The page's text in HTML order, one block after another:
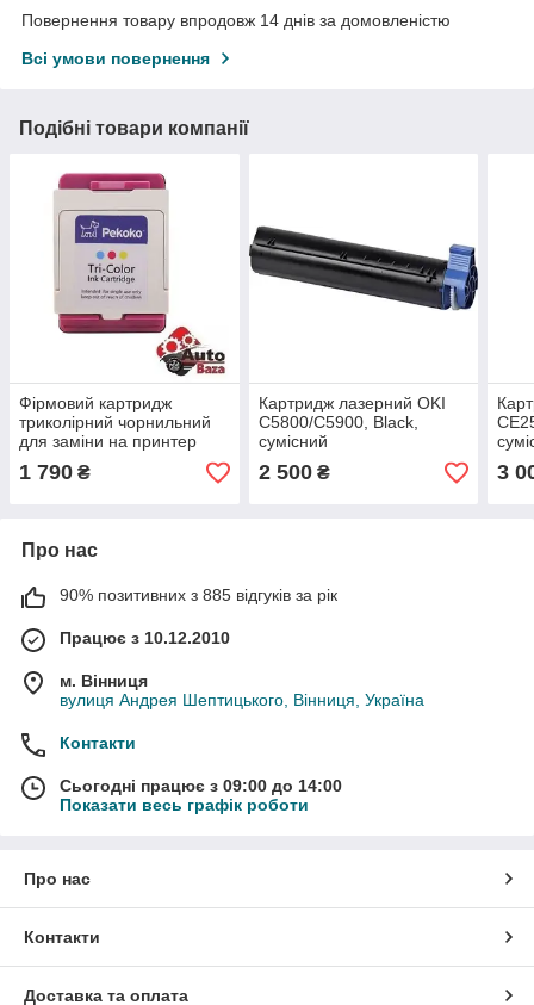
Повернення товару впродовж 14 днів за домовленістю
Всі умови повернення
Подібні товари компанії
Фірмовий картридж
триколірний чорнильний
для заміни на принтер
Pekoko K1 - HP62XL
1 790 ₴
Картридж лазерний OKI
C5800/C5900, Black,
сумісний
2 500₴ 3
Про нас
90% позитивних з 885 відгуків за рік
Працює з 10.12.2010
м. Вінниця
вулиця Андрея Шептицького, Вінниця, Україна
Контакти
Сьогодні працює з 09:00 до 14:00
Показати весь графік роботи
Про нас
Контакти
Доставка та оплата